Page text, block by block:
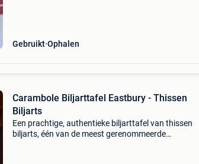
Gebruikt Ophalen
Carambole Biljarttafel Eastbury - Thissen
Biljarts
Een prachtige, authentieke biljarttafel van thissen
biljarts, één van de meest gerenommeerde